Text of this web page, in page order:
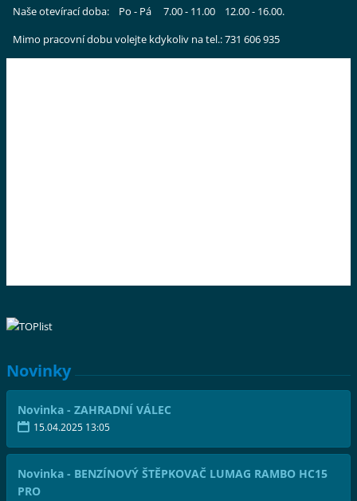
Naše otevírací doba: Po - Pá 7.00 - 11.00 12.00 - 16.00.
Mimo pracovní dobu volejte kdykoliv na tel.: 731 606 935
Novinky
Novinka - ZAHRADNÍ VÁLEC
15.04.2025 13:05
Novinka - BENZÍNOVÝ ŠTĚPKOVAČ LUMAG RAMBO HC15
PRO